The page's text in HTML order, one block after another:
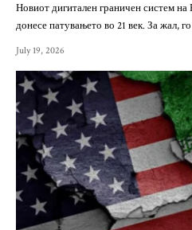
Новиот дигитален граничен систем
донесе патувањето во 21 век. За жал,
July 19, 2026